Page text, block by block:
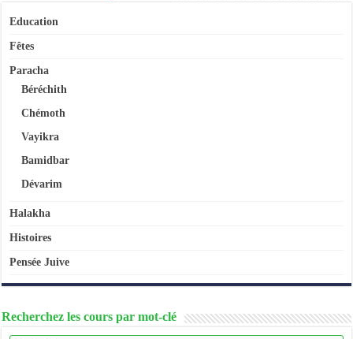
Education
Fêtes
Paracha
Béréchith
Chémoth
Vayikra
Bamidbar
Dévarim
Halakha
Histoires
Pensée Juive
Recherchez les cours par mot-clé